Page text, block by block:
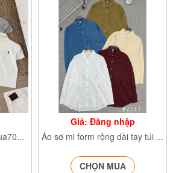
Áo thêu ngựa Aptheungua70134
Giá: Đăng nhập
Áo sơ mi form rộng dài tay túi ngực SM2511
CHỌN MUA